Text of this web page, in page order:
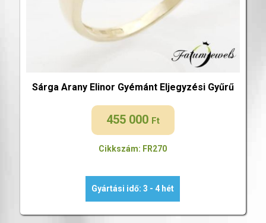
Sárga Arany Elinor Gyémánt Eljegyzési Gyűrű
455 000 Ft
Cikkszám: FR270
Gyártási idő: 3 - 4 hét